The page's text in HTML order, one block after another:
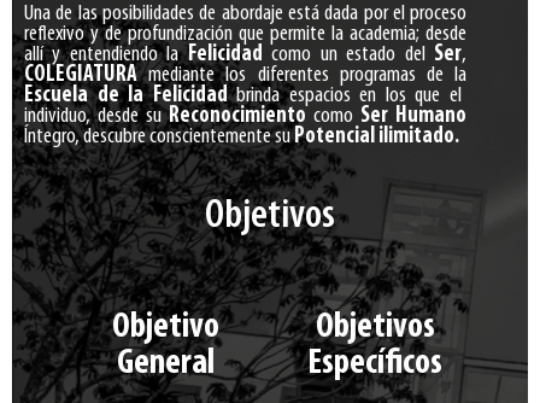
Una de las posibilidades de abordaje está dada por el proceso
reflexivo y de profundización que permite la academia; desde
allí y entendiendo laFelicidad como un estado del Ser,
COLEGIATURAmediante los diferentes programas de la
Escuela de la Felicidadbrinda espacios en los que el
individuo, desde suReconocimiento como Ser Humano
Íntegro, descubre conscientemente suPotencial ilimitado.
Objetivos
Objetivo
General
Objetivos
Específicos